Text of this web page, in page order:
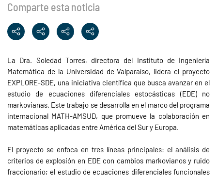
Comparte esta noticia
La Dra. Soledad Torres, directora del Instituto de Ingeniería
Matemática de la Universidad de Valparaíso, lidera el proyecto
EXPLORE-SDE, una iniciativa científica que busca avanzar en el
estudio de ecuaciones diferenciales estocásticas (EDE) no
markovianas. Este trabajo se desarrolla en el marco del programa
internacional MATH-AMSUD, que promueve la colaboración en
matemáticas aplicadas entre América del Sur y Europa.
El proyecto se enfoca en tres líneas principales: el análisis de
criterios de explosión en EDE con cambios markovianos y ruido
fraccionario; el estudio de ecuaciones diferenciales funcionales